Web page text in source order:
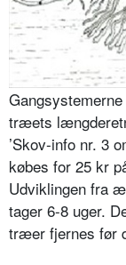
træets
’Skov-info nr. 3
købes for 25 kr
Udviklingen fra
tager 6-8 uger.
træer fjernes før